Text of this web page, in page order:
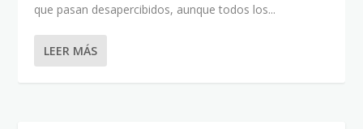
que pasan desapercibidos, aunque todos los...
LEER MÁS